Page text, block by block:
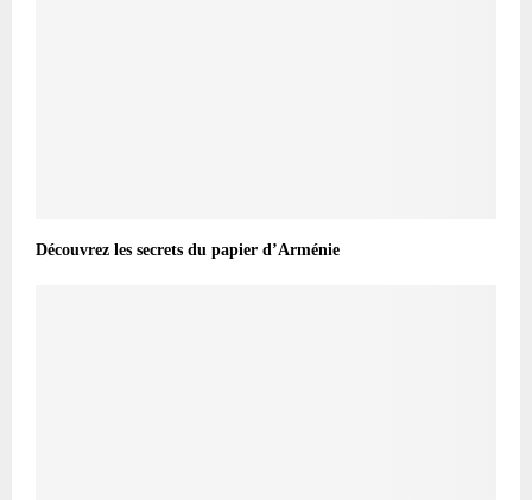
Découvrez les secrets du papier d’Arménie